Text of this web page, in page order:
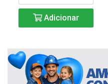
Adicionar